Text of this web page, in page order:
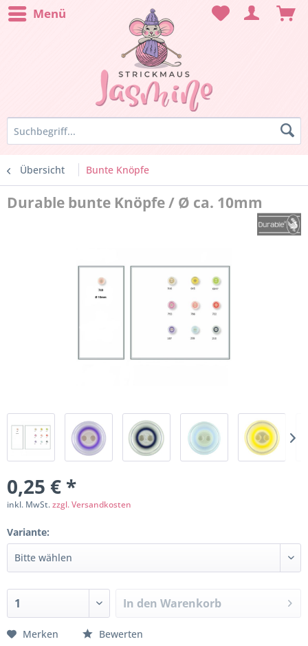
Menü
Übersicht Bunte Knöpfe
Durable bunte Knöpfe / Ø ca. 10mm
0,25 € *
inkl. MwSt.zzgl. Versandkosten
Variante:
In den Warenkorb
Merken Bewerten